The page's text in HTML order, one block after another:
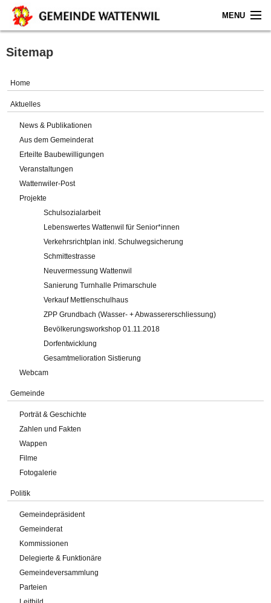
MENU
Home
Gemeinde
Verwaltung
Online-Service
Impressum
Sitemap
Home
Aktuelles
News & Publikationen
Aus dem Gemeinderat
Erteilte Baubewilligungen
Veranstaltungen
Wattenwiler-Post
Projekte
Schulsozialarbeit
Lebenswertes Wattenwil für Senior*innen
Verkehrsrichtplan inkl. Schulwegsicherung
Schmittestrasse
Neuvermessung Wattenwil
Sanierung Turnhalle Primarschule
Verkauf Mettlenschulhaus
ZPP Grundbach (Wasser- + Abwassererschliessung)
Bevölkerungsworkshop 01.11.2018
Dorfentwicklung
Gesamtmelioration Sistierung
Webcam
Gemeinde
Porträt & Geschichte
Zahlen und Fakten
Wappen
Filme
Fotogalerie
Politik
Gemeindepräsident
Gemeinderat
Kommissionen
Delegierte & Funktionäre
Gemeindeversammlung
Parteien